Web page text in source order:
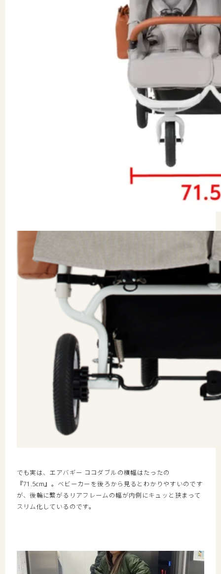
でも実は、エアバギー ココダブルの横幅はたったの
『71.5cm』。ベビーカーを後ろから見るとわかりやすいのです
が、後輪に繋がるリアフレームの幅が内側にキュッと狭まって
スリム化しているのです。